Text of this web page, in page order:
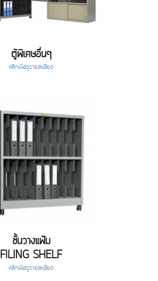
ตู้พิเศษอื่นๆ
คลิกเพื่อดูรายละเอียด
ชั้นวางแฟ้ม
FILING SHELF
คลิกเพื่อดูรายละเอียด